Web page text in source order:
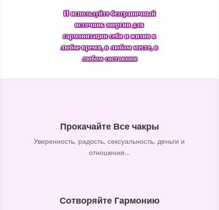
И используйте безграничный
источник энергии для
гармонизации себя и жизни в
любое время, в любом месте, в
любом состоянии
Прокачайте Все чакры
Уверенность, радость, сексуальность, деньги и
отношения…
Сотворяйте Гармонию